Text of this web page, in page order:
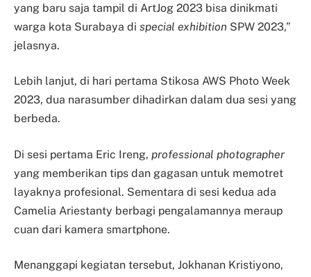
yang baru saja tampil di ArtJog 2023 bisa dinikmati
warga kota Surabaya di special exhibition SPW 2023,”
jelasnya.
Lebih lanjut, di hari pertama Stikosa AWS Photo Week
2023, dua narasumber dihadirkan dalam dua sesi yang
berbeda.
Di sesi pertama Eric Ireng, professional photographer
yang memberikan tips dan gagasan untuk memotret
layaknya profesional. Sementara di sesi kedua ada
Camelia Ariestanty berbagi pengalamannya meraup
cuan dari kamera smartphone.
Menanggapi kegiatan tersebut, Jokhanan Kristiyono,